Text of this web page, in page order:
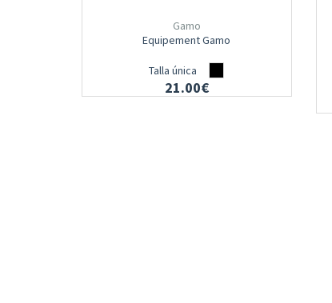
Gamo
Equipement Gamo
Talla única
21.00€